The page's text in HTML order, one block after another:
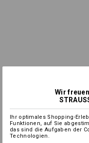
Wir
Ihr optimales Shopping-
Funktionen, auf Sie
das sind die Aufgaben der
Technologien.